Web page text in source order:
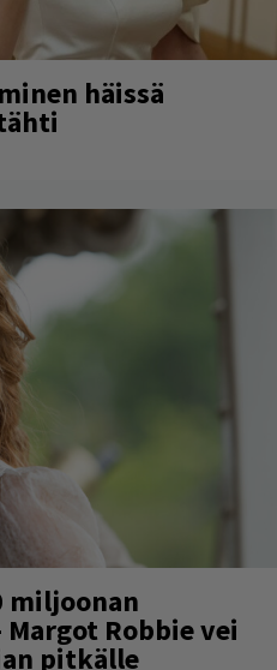
häissä
miljoonan
Robbie vei
pitkälle